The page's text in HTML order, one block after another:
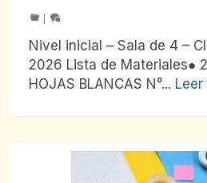
Nivel inicial – Sala de 4 –
2026 Lista de Materiales● 2
HOJAS BLANCAS N°... Leer